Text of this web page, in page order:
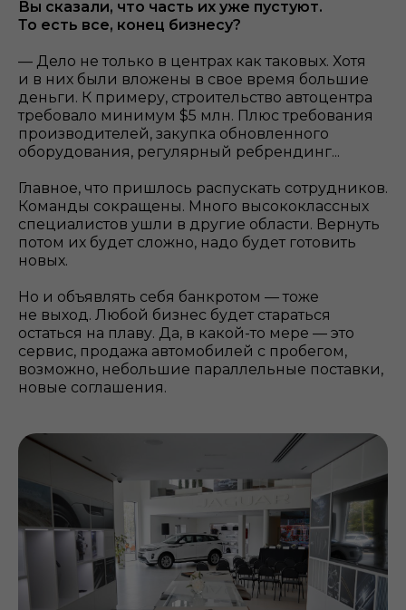
Вы сказали, что часть их уже пустуют.
То есть все, конец бизнесу?
— Дело не только в центрах как таковых. Хотя
и в них были вложены в свое время большие
деньги. К примеру, строительство автоцентра
требовало минимум $5 млн. Плюс требования
производителей, закупка обновленного
оборудования, регулярный ребрендинг...
Главное, что пришлось распускать сотрудников.
Команды сокращены. Много высококлассных
специалистов ушли в другие области. Вернуть
потом их будет сложно, надо будет готовить
новых.
Но и объявлять себя банкротом — тоже
не выход. Любой бизнес будет стараться
остаться на плаву. Да, в какой-то мере — это
сервис, продажа автомобилей с пробегом,
возможно, небольшие параллельные поставки,
новые соглашения.